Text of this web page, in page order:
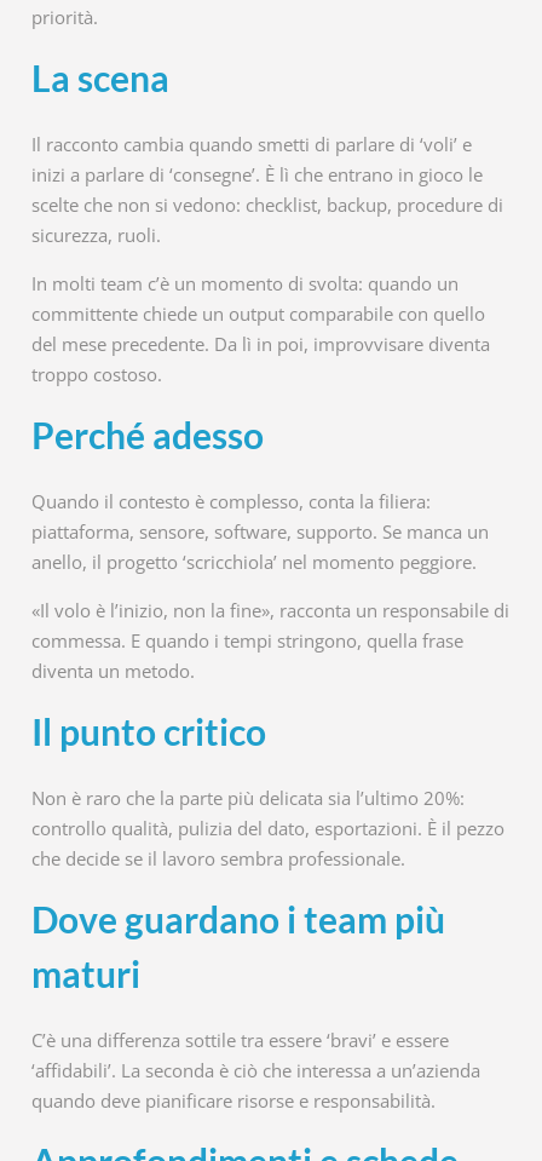
priorità.
La scena
Il racconto cambia quando smetti di parlare di ‘voli’ e
inizi a parlare di ‘consegne’. È lì che entrano in gioco le
scelte che non si vedono: checklist, backup, procedure di
sicurezza, ruoli.
In molti team c’è un momento di svolta: quando un
committente chiede un output comparabile con quello
del mese precedente. Da lì in poi, improvvisare diventa
troppo costoso.
Perché adesso
Quando il contesto è complesso, conta la filiera:
piattaforma, sensore, software, supporto. Se manca un
anello, il progetto ‘scricchiola’ nel momento peggiore.
«Il volo è l’inizio, non la fine», racconta un responsabile di
commessa. E quando i tempi stringono, quella frase
diventa un metodo.
Il punto critico
Non è raro che la parte più delicata sia l’ultimo 20%:
controllo qualità, pulizia del dato, esportazioni. È il pezzo
che decide se il lavoro sembra professionale.
Dove guardano i team più
maturi
C’è una differenza sottile tra essere ‘bravi’ e essere
‘affidabili’. La seconda è ciò che interessa a un’azienda
quando deve pianificare risorse e responsabilità.